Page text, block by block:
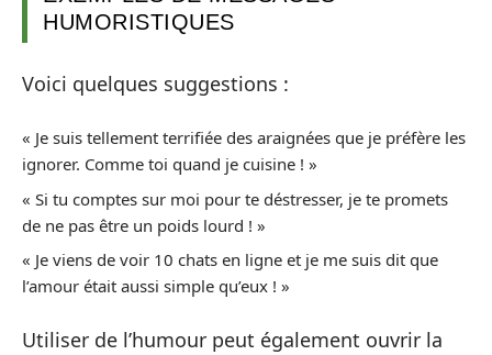
HUMORISTIQUES
Voici quelques suggestions :
« Je suis tellement terrifiée des araignées que je préfère les
ignorer. Comme toi quand je cuisine ! »
« Si tu comptes sur moi pour te déstresser, je te promets
de ne pas être un poids lourd ! »
« Je viens de voir 10 chats en ligne et je me suis dit que
l’amour était aussi simple qu’eux ! »
Utiliser de l’humour peut également ouvrir la